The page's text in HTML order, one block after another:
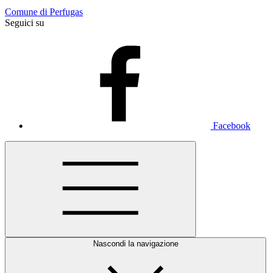
Comune di Perfugas
Seguici su
Facebook
Nascondi la navigazione